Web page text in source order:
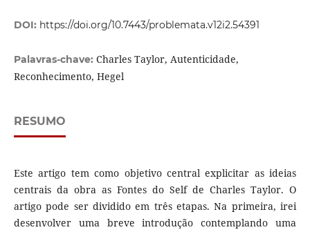
DOI: https://doi.org/10.7443/problemata.v12i2.54391
Palavras-chave: Charles Taylor, Autenticidade,
Reconhecimento, Hegel
RESUMO
Este artigo tem como objetivo central explicitar as ideias
centrais da obra as Fontes do Self de Charles Taylor. O
artigo pode ser dividido em três etapas. Na primeira, irei
desenvolver uma breve introdução contemplando uma